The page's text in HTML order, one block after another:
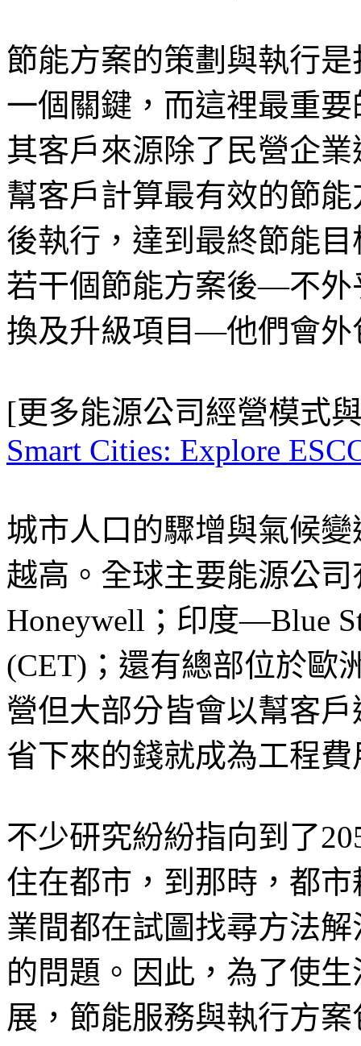
節能方案的策劃與執行
一個關鍵，而這裡最重
其客戶來源除了民營企
幫客戶計算最有效的節
後執行，達到最終節能
若干個節能方案後—不外
換及升級項目—他們會外
[更多能源公司經營模式
Smart Cities: Explore
城市人口的驟增與氣候
越高。全球主要能源公
Honeywell；印度—Blue
(CET)；還有總部位於歐
營但大部分皆會以幫客
省下來的錢就成為工程費
不少研究紛紛指向到了
住在都市，到那時，都
業間都在試圖找尋方法
的問題。因此，為了使
展，節能服務與執行方